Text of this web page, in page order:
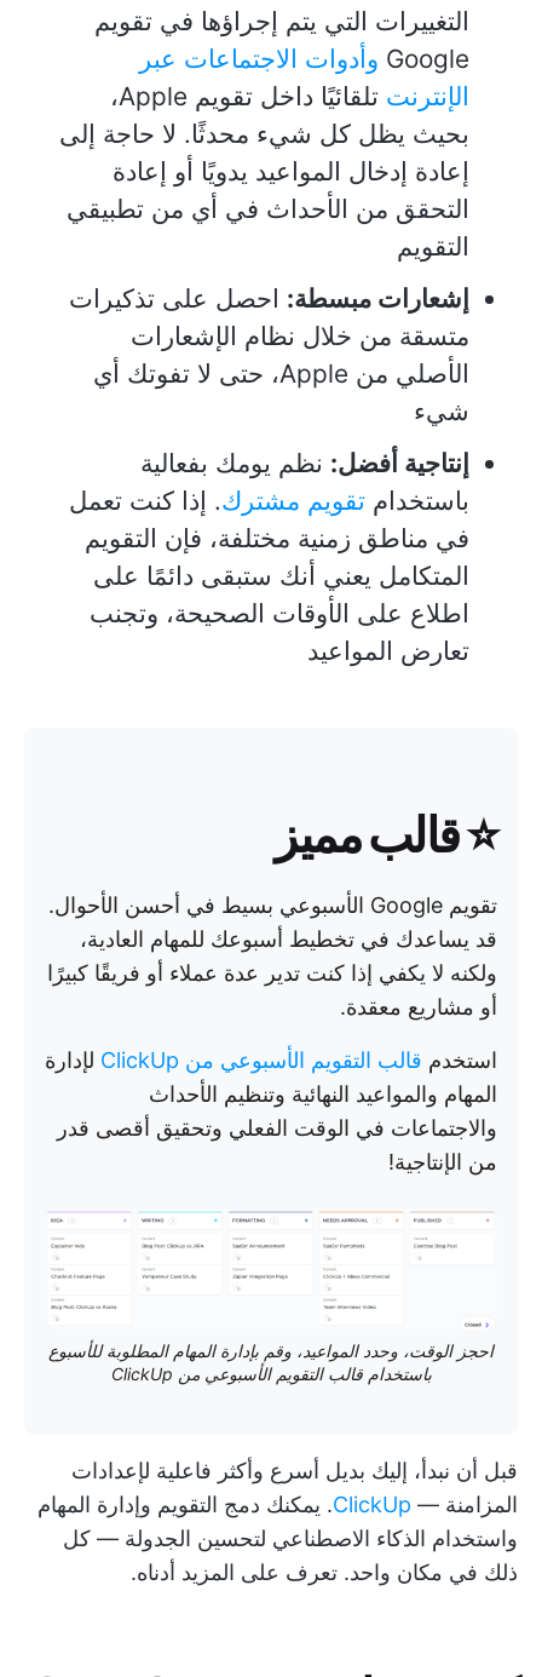
التغييرات التي يتم إجراؤها في تقويم
Google وأدوات الاجتماعات عبر
الإنترنت
تلقائيًا داخل تقويم Apple،
بحيث يظل كل شيء محدثًا. لا حاجة إلى
إعادة إدخال المواعيد يدويًا أو إعادة
التحقق من الأحداث في أي من تطبيقي
التقويم
إشعارات مبسطة: احصل على تذكيرات
متسقة من خلال نظام الإشعارات
الأصلي من Apple، حتى لا تفوتك أي
شيء
إنتاجية أفضل: نظم يومك بفعالية
باستخدام تقويم مشترك. إذا كنت تعمل
في مناطق زمنية مختلفة، فإن التقويم
المتكامل يعني أنك ستبقى دائمًا على
اطلاع على الأوقات الصحيحة، وتجنب
تعارض المواعيد
⭐ قالب مميز
تقويم Google الأسبوعي بسيط في أحسن الأحوال.
قد يساعدك في تخطيط أسبوعك للمهام العادية،
ولكنه لا يكفي إذا كنت تدير عدة عملاء أو فريقًا كبيرًا
أو مشاريع معقدة.
استخدم قالب التقويم الأسبوعي من ClickUp
لإدارة
المهام والمواعيد النهائية وتنظيم الأحداث
والاجتماعات في الوقت الفعلي وتحقيق أقصى قدر
من الإنتاجية!
احجز الوقت، وحدد المواعيد، وقم بإدارة المهام المطلوبة للأسبوع
باستخدام قالب التقويم الأسبوعي من ClickUp
قبل أن نبدأ، إليك بديل أسرع وأكثر فاعلية لإعدادات
المزامنة — ClickUp. يمكنك دمج التقويم وإدارة المهام
واستخدام الذكاء الاصطناعي لتحسين الجدولة — كل
ذلك في مكان واحد. تعرف على المزيد أدناه.